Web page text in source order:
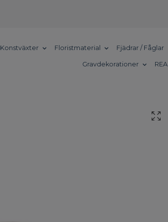
Konstväxter Floristmaterial Fjädrar / Fåglar
Gravdekorationer REA